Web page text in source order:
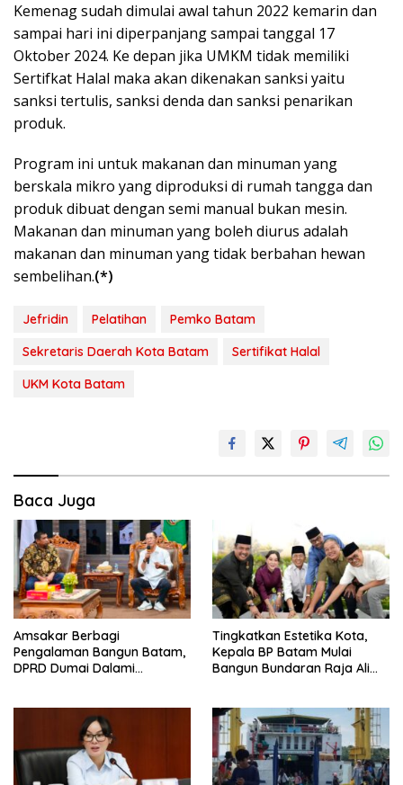
Kemenag sudah dimulai awal tahun 2022 kemarin dan
sampai hari ini diperpanjang sampai tanggal 17
Oktober 2024. Ke depan jika UMKM tidak memiliki
Sertifkat Halal maka akan dikenakan sanksi yaitu
sanksi tertulis, sanksi denda dan sanksi penarikan
produk.
Program ini untuk makanan dan minuman yang
berskala mikro yang diproduksi di rumah tangga dan
produk dibuat dengan semi manual bukan mesin.
Makanan dan minuman yang boleh diurus adalah
makanan dan minuman yang tidak berbahan hewan
sembelihan.(*)
Jefridin Pelatihan
Pemko Batam
Sekretaris Daerah Kota Batam
Sertifikat Halal
UKM Kota Batam
Baca Juga
Amsakar Berbagi
Pengalaman Bangun Batam,
DPRD Dumai Dalami
Tingkatkan Estetika Kota,
Kepala BP Batam Mulai
Bangun Bundaran Raja Ali